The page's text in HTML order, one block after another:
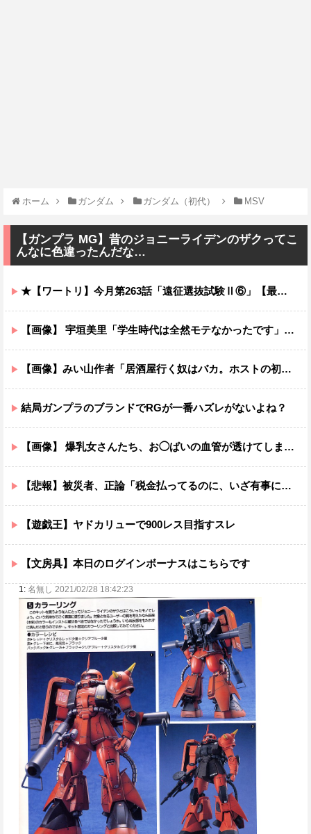
ホーム ガンダム ガンダム（初代） MSV
【ガンプラ MG】昔のジョニーライデンのザクってこ
んなに色違ったんだな…
★【ワートリ】今月第263話「遠征選抜試験Ⅱ⑥」【最新話コメント用】
【画像】 宇垣美里「学生時代は全然モテなかったです」←これほんまかぁ？w w w w w w w w
【画像】みい山作者「居酒屋行く奴はバカ。ホストの初回なら居酒屋より安く飲めてイケメンにチヤホヤされる」
結局ガンプラのブランドでRGが一番ハズレがないよね？
【画像】 爆乳女さんたち、お◯ぱいの血管が透けてしまうｗｗｗwｗｗｗｗｗｗｗｗ❤
【悲報】被災者、正論「税金払ってるのに、いざ有事になるとクーラーも無い体育館で雑魚寝。もっと国民のために使えよ」
【遊戯王】ヤドカリューで900レス目指すスレ
【文房具】本日のログインボーナスはこちらです
1: 名無し 2021/02/28 18:42:23